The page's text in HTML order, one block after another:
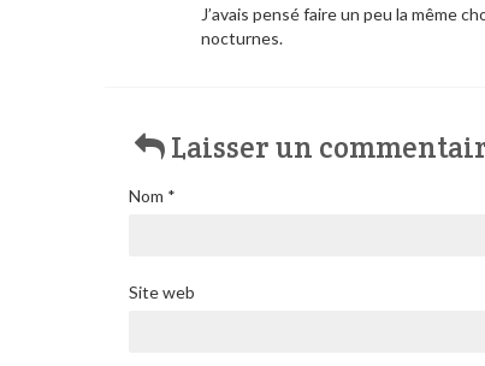
J’avais pensé faire un peu la même
nocturnes.
Laisser un
Nom *
Site web